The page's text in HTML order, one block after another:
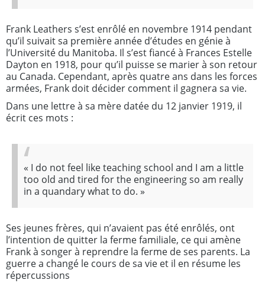
Frank Leathers s’est enrôlé en novembre 1914 pendant
qu’il suivait sa première année d’études en génie à
l’Université du Manitoba. Il s’est fiancé à Frances Estelle
Dayton en 1918, pour qu’il puisse se marier à son retour
au Canada. Cependant, après quatre ans dans les forces
armées, Frank doit décider comment il gagnera sa vie.
Dans une lettre à sa mère datée du 12 janvier 1919, il
écrit ces mots :
« I do not feel like teaching school and I am a little
too old and tired for the engineering so am really
in a quandary what to do. »
Ses jeunes frères, qui n’avaient pas été enrôlés, ont
l’intention de quitter la ferme familiale, ce qui amène
Frank à songer à reprendre la ferme de ses parents. La
guerre a changé le cours de sa vie et il en résume les
répercussions